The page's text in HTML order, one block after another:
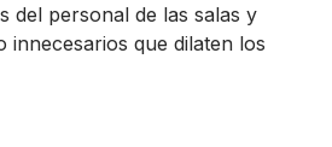
del personal de las salas y
que dilaten los